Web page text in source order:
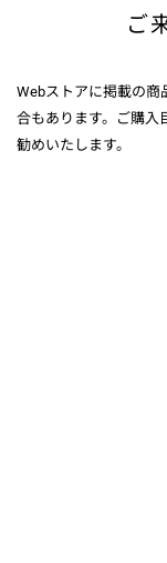
ご
Webストアに掲載の商
合もあります。ご購入
勧めいたします。